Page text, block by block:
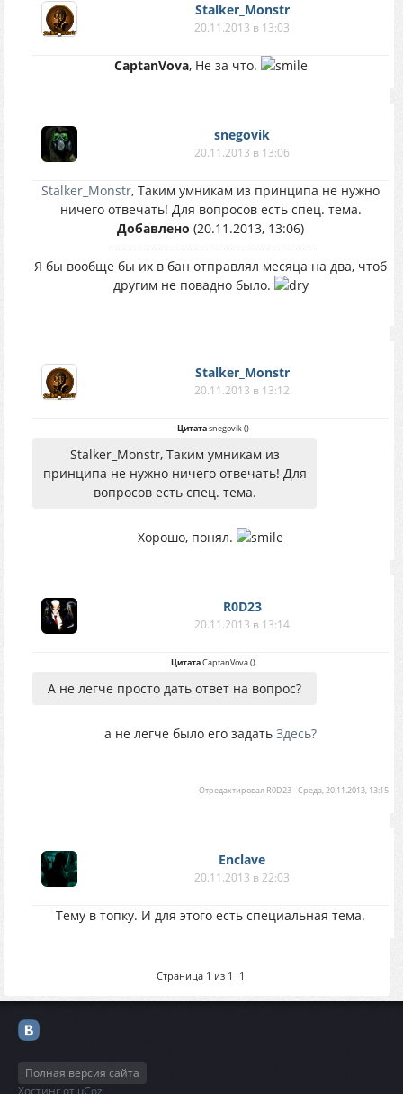
Stalker_Monstr
20.11.2013 в 13:03
CaptanVova, Не за что.
snegovik
20.11.2013 в 13:06
Stalker_Monstr, Таким умникам из принципа не нужно
ничего отвечать! Для вопросов есть спец. тема.
Добавлено (20.11.2013, 13:06)
---------------------------------------------
Я бы вообще бы их в бан отправлял месяца на два, чтоб
другим не повадно было.
Stalker_Monstr
20.11.2013 в 13:12
Цитатаsnegovik()
Stalker_Monstr, Таким умникам из
принципа не нужно ничего отвечать! Для
вопросов есть спец. тема.
Хорошо, понял.
R0D23
20.11.2013 в 13:14
ЦитатаCaptanVova()
А не легче просто дать ответ на вопрос?
а не легче было его задать Здесь?
Отредактировал R0D23-Среда, 20.11.2013, 13:15
Enclave
20.11.2013 в 22:03
Тему в топку. И для этого есть специальная тема.
Страница 1 из 1 1
Полная версия сайта
Хостинг от uCoz